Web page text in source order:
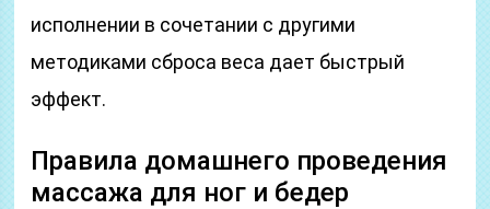
исполнении в сочетании с другими
методиками сброса веса дает быстрый
эффект.
Правила домашнего проведения
массажа для ног и бедер